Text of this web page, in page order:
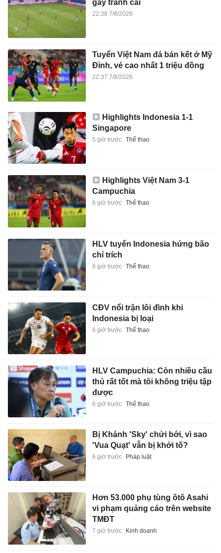
gây tranh cãi
22:38 7/8/2026
Tuyển Việt Nam đá bán kết ở Mỹ
Đình, vé cao nhất 1 triệu đồng
22:37 7/8/2026
Highlights Indonesia 1-1
Singapore
5 giờ trước Thể thao
Highlights Việt Nam 3-1
Campuchia
6 giờ trước Thể thao
HLV tuyển Indonesia hứng bão
chỉ trích
6 giờ trước Thể thao
CĐV nổi trận lôi đình khi
Indonesia bị loại
6 giờ trước Thể thao
HLV Campuchia: Còn nhiều cầu
thủ rất tốt mà tôi không triệu tập
được
6 giờ trước Thể thao
Bị Khánh 'Sky' chửi bới, vì sao
'Vua Quạt' vẫn bị khởi tố?
6 giờ trước Pháp luật
Hơn 53.000 phụ tùng ôtô Asahi
vi phạm quảng cáo trên website
TMĐT
7 giờ trước Kinh doanh